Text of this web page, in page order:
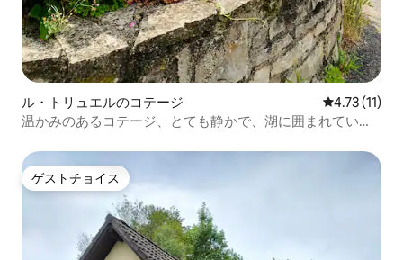
ル・トリュエルのコテージ レビュー11
4.73 (11)
温かみのあるコテージ、とても静かで、湖に囲まれていま
ゲストチョイス
ゲストチョイス